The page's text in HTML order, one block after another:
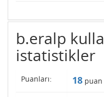
b.eralp
istatistikler
Puanları: 18 puan